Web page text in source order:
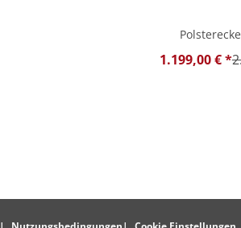
1.199,00 € *